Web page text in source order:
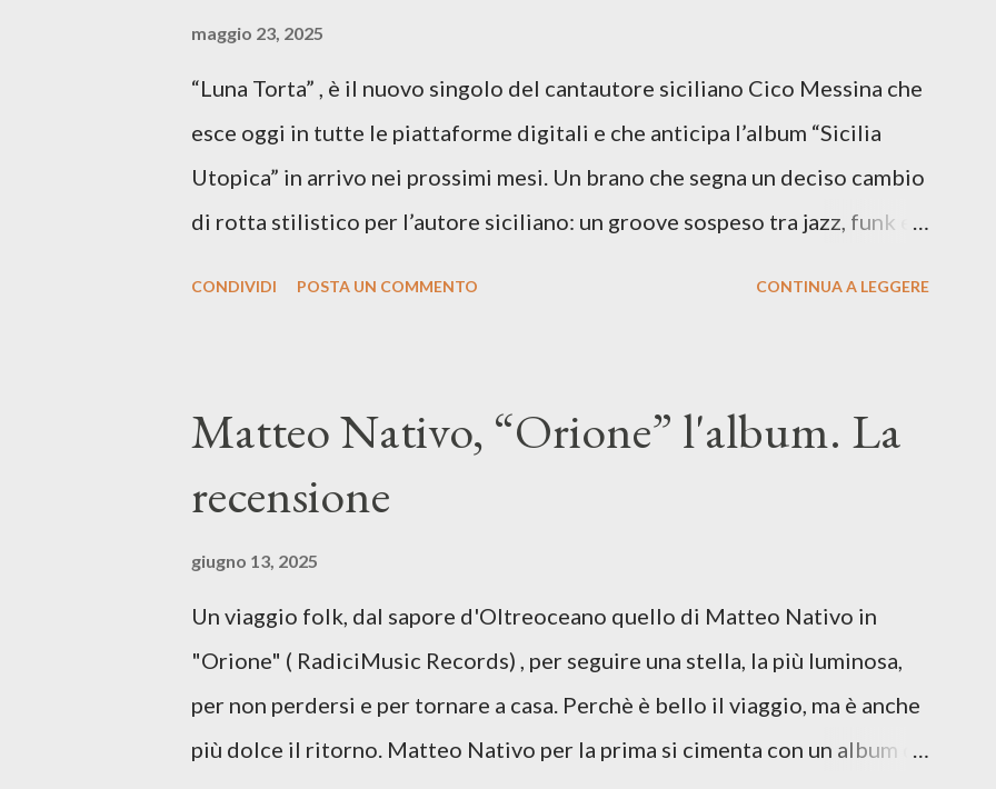
maggio 23, 2025
“Luna Torta” , è il nuovo singolo del cantautore siciliano Cico Messina che
esce oggi in tutte le piattaforme digitali e che anticipa l’album “Sicilia
Utopica” in arrivo nei prossimi mesi. Un brano che segna un deciso cambio
di rotta stilistico per l’autore siciliano: un groove sospeso tra jazz, funk e
segnato da guerre, disorientamento e tensioni globali. La canzone
racconta la difficoltà di creare, e perfino di esistere, sotto il peso della
vivere e nel suonare, nel trovare respiro anche quando l’aria sembra farsi
più densa. Il brano è anche una dichiarazione d’intenti: Cico Messina apre
il suo nuovo percorso artistico con una composizi...
CONDIVIDI POSTA UN COMMENTO CONTINUA A LEGGERE
Matteo Nativo, “Orione” l'album. La
recensione
giugno 13, 2025
Un viaggio folk, dal sapore d'Oltreoceano quello di Matteo Nativo in
"Orione" ( RadiciMusic Records) , per seguire una stella, la più luminosa,
per non perdersi e per tornare a casa. Perchè è bello il viaggio, ma è anche
più dolce il ritorno. Matteo Nativo per la prima si cimenta con un album di